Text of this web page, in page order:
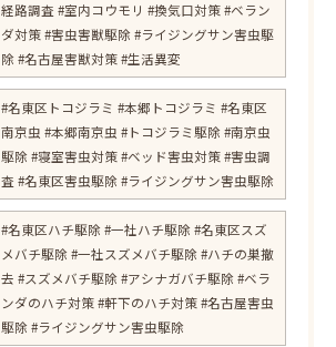
経路調査 #室内コウモリ #換気口対策 #ベラン
ダ対策 #害虫害獣駆除 #ライジングサン害虫駆
除 #名古屋害獣対策 #生活異変
#名東区トコジラミ #本郷トコジラミ #名東区
南京虫 #本郷南京虫 #トコジラミ駆除 #南京虫
駆除 #寝室害虫対策 #ベッド害虫対策 #害虫調
査 #名東区害虫駆除 #ライジングサン害虫駆除
#名東区ハチ駆除 #一社ハチ駆除 #名東区スズ
メバチ駆除 #一社スズメバチ駆除 #ハチの巣撤
去 #スズメバチ駆除 #アシナガバチ駆除 #ベラ
ンダのハチ対策 #軒下のハチ対策 #名古屋害虫
駆除 #ライジングサン害虫駆除